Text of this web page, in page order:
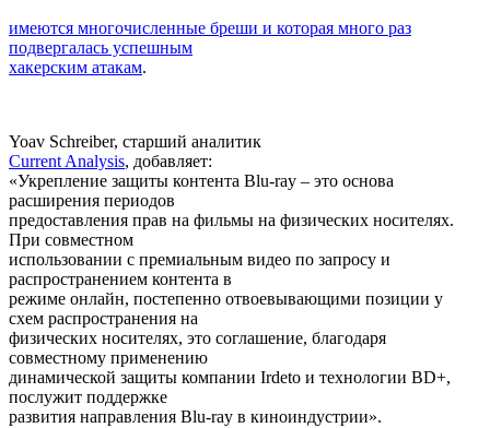
имеются многочисленные бреши и которая много раз
подвергалась успешным
хакерским атакам.
Yoav Schreiber, старший аналитик
Current Analysis, добавляет:
«Укрепление защиты контента Blu-ray – это основа
расширения периодов
предоставления прав на фильмы на физических носителях.
При совместном
использовании с премиальным видео по запросу и
распространением контента в
режиме онлайн, постепенно отвоевывающими позиции у
схем распространения на
физических носителях, это соглашение, благодаря
совместному применению
динамической защиты компании Irdeto и технологии BD+,
послужит поддержке
развития направления Blu-ray в киноиндустрии».